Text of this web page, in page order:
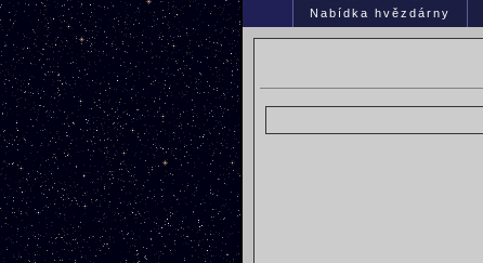
Nabídka hvězdárny